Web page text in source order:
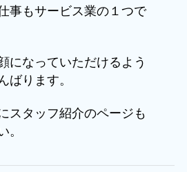
事もサービス業の１つで
になっていただけるよう
ばります。
スタッフ紹介のページも